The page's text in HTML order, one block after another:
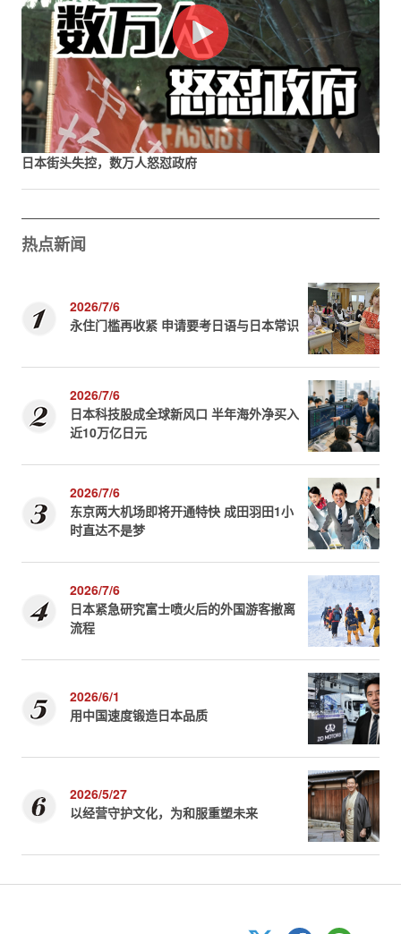
日本街头失控，数万人怒怼政府
热点新闻
2026/7/6
永住门槛再收紧 申请要考日语与日本常识
2026/7/6
日本科技股成全球新风口 半年海外净买入
近10万亿日元
2026/7/6
东京两大机场即将开通特快 成田羽田1小
时直达不是梦
2026/7/6
日本紧急研究富士喷火后的外国游客撤离
流程
2026/6/1
用中国速度锻造日本品质
2026/5/27
以经营守护文化，为和服重塑未来